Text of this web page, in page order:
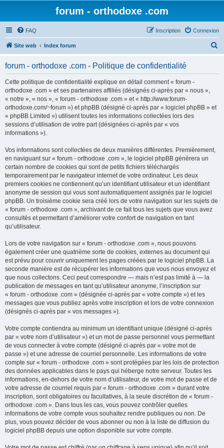
forum - orthodoxe .com
FAQ Connexion
Inscription
Site web Index forum
forum - orthodoxe .com - Politique de confidentialité
Cette politique de confidentialité explique en détail comment « forum -
orthodoxe .com » et ses partenaires affiliés (désignés ci-après par « nous »,
« notre », « nos », « forum - orthodoxe .com » et « http://www.forum-
orthodoxe.com/~forum ») et phpBB (désigné ci-après par « logiciel phpBB » et
« phpBB Limited ») utilisent toutes les informations collectées lors des
sessions d’utilisation de votre part (désignées ci-après par « vos
informations »).
Vos informations sont collectées de deux manières différentes. Premièrement,
en naviguant sur « forum - orthodoxe .com », le logiciel phpBB génèrera un
certain nombre de cookies qui sont de petits fichiers téléchargés
temporairement par le navigateur internet de votre ordinateur. Les deux
premiers cookies ne contiennent qu’un identifiant utilisateur et un identifiant
anonyme de session qui vous sont automatiquement assignés par le logiciel
phpBB. Un troisième cookie sera créé lors de votre navigation sur les sujets de
« forum - orthodoxe .com », archivant de ce fait tous les sujets que vous avez
consultés et permettant d’améliorer votre confort de navigation en tant
qu’utilisateur.
Lors de votre navigation sur « forum - orthodoxe .com », nous pouvons
également créer une quatrième sorte de cookies, externes au document qui
est prévu pour couvrir uniquement les pages créées par le logiciel phpBB. La
seconde manière est de récupérer les informations que vous nous envoyez et
que nous collectons. Ceci peut correspondre — mais n’est pas limité à — la
publication de messages en tant qu’utilisateur anonyme, l’inscription sur
« forum - orthodoxe .com » (désignée ci-après par « votre compte ») et les
messages que vous publiez après votre inscription et lors de votre connexion
(désignés ci-après par « vos messages »).
Votre compte contiendra au minimum un identifiant unique (désigné ci-après
par « votre nom d’utilisateur ») et un mot de passe personnel vous permettant
de vous connecter à votre compte (désigné ci-après par « votre mot de
passe ») et une adresse de courriel personnelle. Les informations de votre
compte sur « forum - orthodoxe .com » sont protégées par les lois de protection
des données applicables dans le pays qui héberge notre serveur. Toutes les
informations, en-dehors de votre nom d’utilisateur, de votre mot de passe et de
votre adresse de courriel requis par « forum - orthodoxe .com » durant votre
inscription, sont obligatoires ou facultatives, à la seule discrétion de « forum -
orthodoxe .com ». Dans tous les cas, vous pouvez contrôler quelles
informations de votre compte vous souhaitez rendre publiques ou non. De
plus, vous pouvez décider de vous abonner ou non à la liste de diffusion du
logiciel phpBB depuis une option disponible sur votre compte.